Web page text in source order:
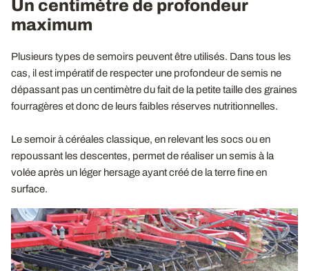
Un centimètre de profondeur
maximum
Plusieurs types de semoirs peuvent être utilisés. Dans tous les
cas, il est impératif de respecter une profondeur de semis ne
dépassant pas un centimètre du fait de la petite taille des graines
fourragères et donc de leurs faibles réserves nutritionnelles.
Le semoir à céréales classique, en relevant les socs ou en
repoussant les descentes, permet de réaliser un semis à la
volée après un léger hersage ayant créé de la terre fine en
surface.